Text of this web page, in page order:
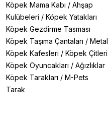
Köpek Mama Kabı / Ahşap
Kulübeleri / Köpek Yatakları
Köpek Gezdirme Tasması
Köpek Taşıma Çantaları / Metal
Köpek Kafesleri / Köpek Çitleri
Köpek Oyuncakları / Ağızlıklar
Köpek Tarakları / M-Pets
Tarak